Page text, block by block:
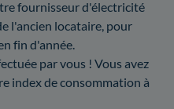
fournisseur d'électricité
l'ancien locataire, pour
fin d'année.
par vous ! Vous avez
index de consommation à